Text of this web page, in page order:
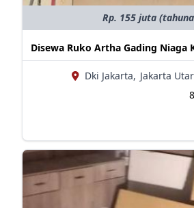
Rp. 155 juta
Disewa Ruko Artha Gading Niaga
Dki Jakarta, Jakarta